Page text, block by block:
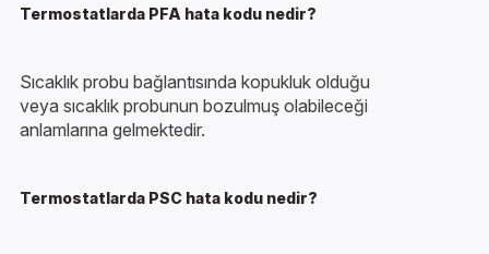
Termostatlarda PFA hata kodu nedir?
Sıcaklık probu bağlantısında kopukluk olduğu
veya sıcaklık probunun bozulmuş olabileceği
anlamlarına gelmektedir.
Termostatlarda PSC hata kodu nedir?